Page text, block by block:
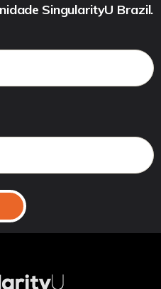
SingularityU Brazil.